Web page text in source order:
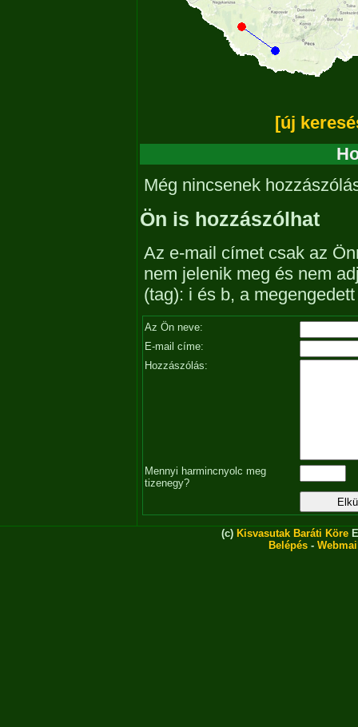
[új
Még nincsenek
Ön is hozzászólhat
Az e-mail címet csak az
nem jelenik meg és nem
(tag): i és b, a
Az Ön neve:
E-mail címe:
Hozzászólás:
Mennyi harmincnyolc meg
tizenegy?
(c) Kisvasutak Baráti Köre
Belépés -